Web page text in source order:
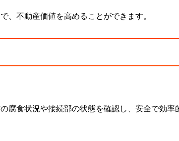
、不動産価値を高めることができます。
腐食状況や接続部の状態を確認し、安全で効率